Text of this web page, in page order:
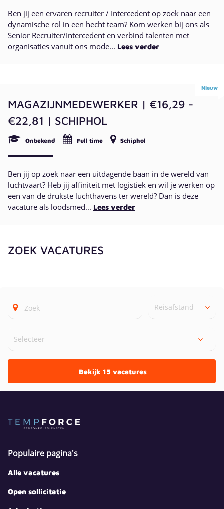
Ben jij een ervaren recruiter / Intercedent op zoek naar een
dynamische rol in een hecht team? Kom werken bij ons als
Senior Recruiter/Intercedent en verbind talenten met
organisaties vanuit ons mode... Lees verder
MAGAZIJNMEDEWERKER | €16,29 -
€22,81 | SCHIPHOL
Onbekend Full time Schiphol
Ben jij op zoek naar een uitdagende baan in de wereld van
luchtvaart? Heb jij affiniteit met logistiek en wil je werken op
een van de drukste luchthavens ter wereld? Dan is deze
vacature als loodsmed... Lees verder
Nieuw
ZOEK VACATURES
Reisafstand
Bekijk 15 vacatures
Populaire pagina's
Alle vacatures
Open sollicitatie